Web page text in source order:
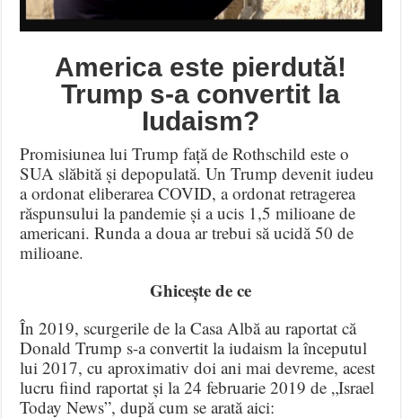
America este pierdută!
Trump s-a convertit la
Iudaism?
Promisiunea lui Trump față de Rothschild este o
SUA slăbită și depopulată. Un Trump devenit iudeu
a ordonat eliberarea COVID, a ordonat retragerea
răspunsului la pandemie și a ucis 1,5 milioane de
americani. Runda a doua ar trebui să ucidă 50 de
milioane.
Ghicește de ce
În 2019, scurgerile de la Casa Albă au raportat că
Donald Trump s-a convertit la iudaism la începutul
lui 2017, cu aproximativ doi ani mai devreme, acest
lucru fiind raportat și la 24 februarie 2019 de „Israel
Today News”, după cum se arată aici: